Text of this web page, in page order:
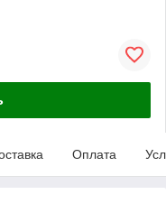
Оплата